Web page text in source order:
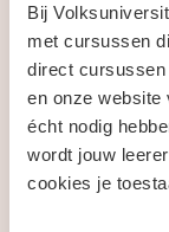
Bij
met cursussen
direct cursussen
en onze website
écht nodig
wordt jouw
cookies je